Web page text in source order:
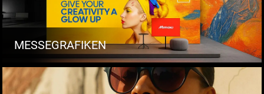
MESSEGRAFIKEN